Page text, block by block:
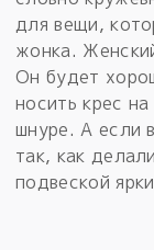
для вещи,
жонка.
Он будет
носить крес
шнуре. А если
так, как
подвеской